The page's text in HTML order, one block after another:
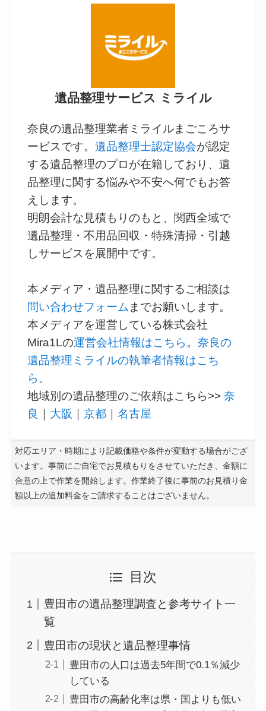
遺品整理サービス ミライル
奈良の遺品整理業者ミライルまごころサ
ービスです。遺品整理士認定協会が認定
する遺品整理のプロが在籍しており、遺
品整理に関する悩みや不安へ何でもお答
えします。
明朗会計な見積もりのもと、関西全域で
遺品整理・不用品回収・特殊清掃・引越
しサービスを展開中です。
本メディア・遺品整理に関するご相談は
問い合わせフォーム までお願いします。
本メディアを運営している株式会社
Mira1Lの運営会社情報はこちら 。奈良の
遺品整理ミライルの執筆者情報はこち
ら 。
地域別の遺品整理のご依頼はこちら>>奈
良 ｜ 大阪 ｜京都 ｜名古屋
対応エリア・時期により記載価格や条件が変動する場合がござ
います。事前にご自宅でお見積もりをさせていただき、金額に
合意の上で作業を開始します。作業終了後に事前のお見積り金
額以上の追加料金をご請求することはございません。
目次
豊田市の遺品整理調査と参考サイト一
覧
豊田市の現状と遺品整理事情
豊田市の人口は過去5年間で0.1％減少
している
豊田市の高齢化率は県・国よりも低い